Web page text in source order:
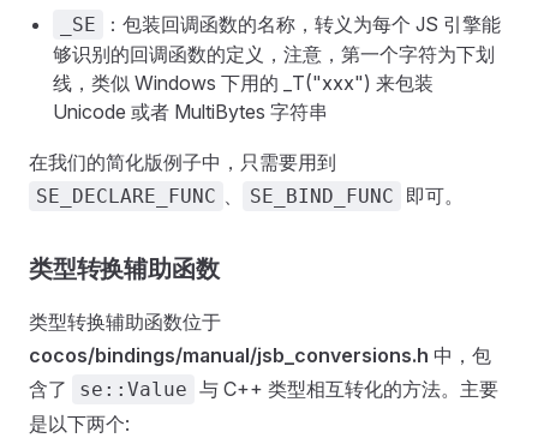
_SE
：包装回调函数的名称，转义为每个 JS 引擎能
够识别的回调函数的定义，注意，第一个字符为下划
线，类似 Windows 下用的 _T("xxx") 来包装
Unicode 或者 MultiBytes 字符串
在我们的简化版例子中，只需要用到
SE_DECLARE_FUNC 、 SE_BIND_FUNC 即可。
类型转换辅助函数
类型转换辅助函数位于
cocos/bindings/manual/jsb_conversions.h 中，包
含了
se::Value 与 C++ 类型相互转化的方法。主要
是以下两个: